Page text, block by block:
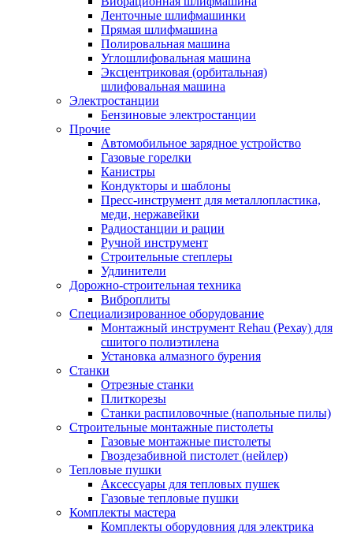
Ленточные шлифмашинки
Прямая шлифмашина
Полировальная машина
Углошлифовальная машина
Эксцентриковая (орбитальная)
шлифовальная машина
Электростанции
Бензиновые электростанции
Прочие
Автомобильное зарядное устройство
Газовые горелки
Канистры
Кондукторы и шаблоны
Пресс-инструмент для металлопластика,
меди, нержавейки
Радиостанции и рации
Ручной инструмент
Строительные степлеры
Удлинители
Дорожно-строительная техника
Виброплиты
Специализированное оборудование
Монтажный инструмент Rehau (Рехау) для
сшитого полиэтилена
Установка алмазного бурения
Станки
Отрезные станки
Плиткорезы
Станки распиловочные (напольные пилы)
Строительные монтажные пистолеты
Газовые монтажные пистолеты
Гвоздезабивной пистолет (нейлер)
Тепловые пушки
Аксессуары для тепловых пушек
Газовые тепловые пушки
Комплекты мастера
Комплекты оборудовния для электрика